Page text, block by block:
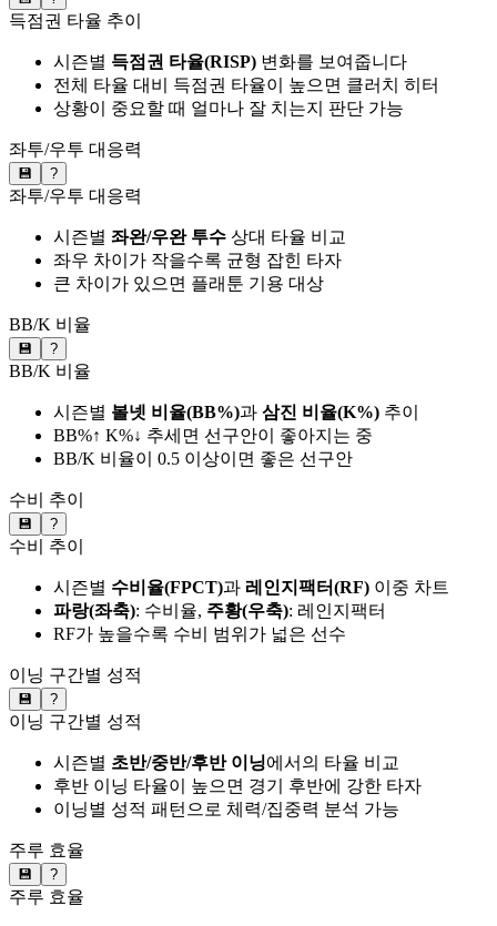
득점권 타율 추이
시즌별 득점권 타율(RISP) 변화를 보여줍니다
전체 타율 대비 득점권 타율이 높으면 클러치 히터
상황이 중요할 때 얼마나 잘 치는지 판단 가능
좌투/우투 대응력
💾 ?
좌투/우투 대응력
시즌별 좌완/우완 투수 상대 타율 비교
좌우 차이가 작을수록 균형 잡힌 타자
큰 차이가 있으면 플래툰 기용 대상
BB/K 비율
💾 ?
BB/K 비율
시즌별 볼넷 비율(BB%)과 삼진 비율(K%) 추이
BB%↑ K%↓ 추세면 선구안이 좋아지는 중
BB/K 비율이 0.5 이상이면 좋은 선구안
수비 추이
💾 ?
수비 추이
시즌별 수비율(FPCT)과 레인지팩터(RF) 이중 차트
파랑(좌축): 수비율, 주황(우축): 레인지팩터
RF가 높을수록 수비 범위가 넓은 선수
이닝 구간별 성적
💾 ?
이닝 구간별 성적
시즌별 초반/중반/후반 이닝에서의 타율 비교
후반 이닝 타율이 높으면 경기 후반에 강한 타자
이닝별 성적 패턴으로 체력/집중력 분석 가능
주루 효율
💾 ?
주루 효율